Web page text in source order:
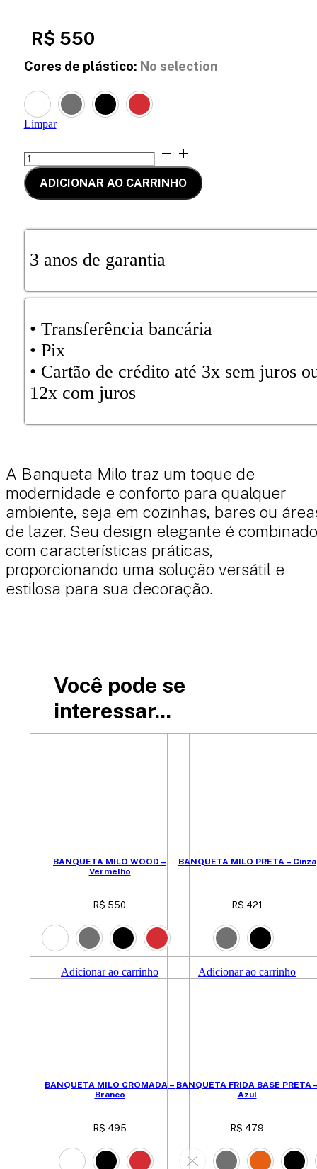
R$ 550
Cores de plástico: No selection
Limpar
BANQUETA
MILO
WOOD
quantidade
ADICIONAR AO CARRINHO
3 anos de garantia
•⁠⁠ Transferência bancária
⁠⁠•⁠ Pix
•⁠ ⁠Cartão de crédito até 3x sem juros
12x com juros
A Banqueta Milo traz um toque de
modernidade e conforto para qualquer
ambiente, seja em cozinhas, bares ou
de lazer. Seu design elegante é combinado
com características práticas,
proporcionando uma solução versátil e
estilosa para sua decoração.
Você pode se
interessar...
BANQUETA MILO WOOD –
Vermelho
R$ 550
Adicionar ao carrinho
BANQUETA MILO PRETA – Cinza
R$ 421
Adicionar ao carrinho
BANQUETA MILO CROMADA –
Branco
R$ 495
BANQUETA FRIDA BASE PRETA
Azul
R$ 479